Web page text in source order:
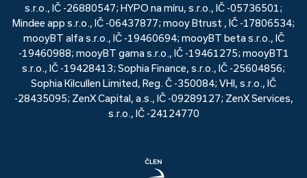
s.r.o., IČ -26880547; HYPO na míru, s.r.o., IČ -05736501;
Mindee app s.r.o., IČ -06437877; mooy Btrust , IČ -17806534;
mooyBT alfa s.r.o., IČ -19460694; mooyBT beta s.r.o., IČ
-19460988; mooyBT gama s.r.o., IČ -19461275; mooyBT1
s.r.o., IČ -19428413; Sophia Finance, s.r.o., IČ -25604856;
Sophia Kilcullen Limited, Reg. Č -350084; VHI, s.r.o., IČ
-28435095; ZenX Capital, a.s., IČ -09289127; ZenX Services,
s.r.o., IČ -24124770